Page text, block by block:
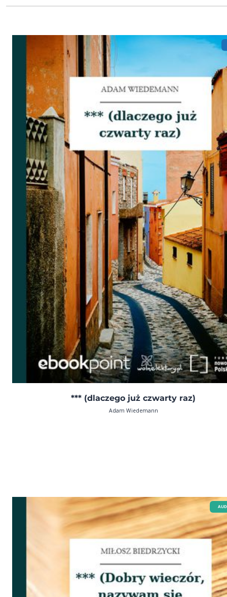
*** (dlaczego już czwarty raz)
Adam Wiedemann